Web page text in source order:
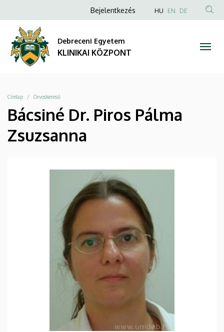
KLINIKAI
KÖZPONT
a
tartalomra
Anonim
fiók
menüje
Bejelentkezés HU EN DE
Debreceni Egyetem
KLINIKAI KÖZPONT
Morzsa
Címlap Orvoskereső
Bácsiné Dr. Piros Pálma
Zsuzsanna